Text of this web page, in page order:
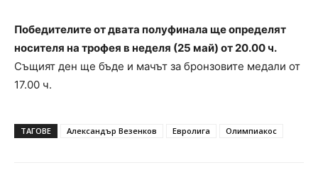
Победителите от двата полуфинала ще определят
носителя на трофея в неделя (25 май) от 20.00 ч.
Същият ден ще бъде и мачът за бронзовите медали от
17.00 ч.
ТАГОВЕ Александър Везенков Евролига Олимпиакос